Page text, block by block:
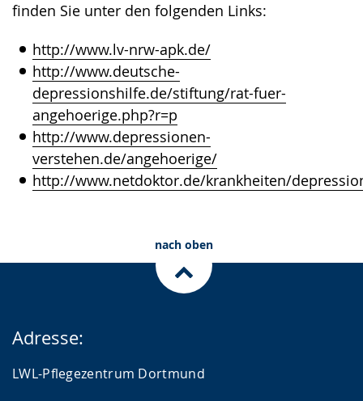
finden Sie unter den folgenden Links:
http://www.lv-nrw-apk.de/
http://www.deutsche-
depressionshilfe.de/stiftung/rat-fuer-
angehoerige.php?r=p
http://www.depressionen-
verstehen.de/angehoerige/
http://www.netdoktor.de/krankheiten/
nach oben
Adresse:
LWL-Pflegezentrum Dortmund